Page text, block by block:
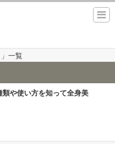
」一覧
類や使い方を知って全身美